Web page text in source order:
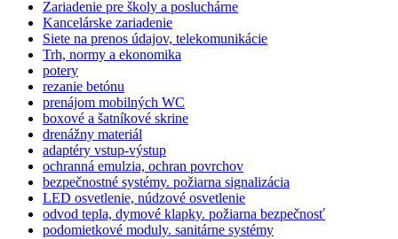
Zariadenie pre školy a posluchárne
Kancelárske zariadenie
Siete na prenos údajov, telekomunikácie
Trh, normy a ekonomika
potery
rezanie betónu
prenájom mobilných WC
boxové a šatníkové skrine
drenážny materiál
adaptéry vstup-výstup
ochranná emulzia, ochran povrchov
bezpečnostné systémy. požiarna signalizácia
LED osvetlenie, núdzové osvetlenie
odvod tepla, dymové klapky. požiarna bezpečnosť
podomietkové moduly. sanitárne systémy